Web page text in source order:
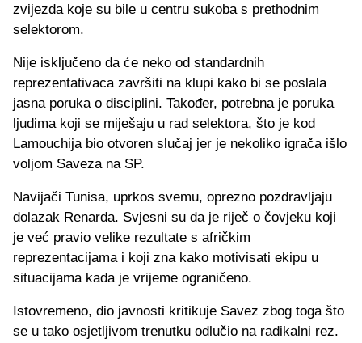
zvijezda koje su bile u centru sukoba s prethodnim
selektorom.
Nije isključeno da će neko od standardnih
reprezentativaca završiti na klupi kako bi se poslala
jasna poruka o disciplini. Također, potrebna je poruka
ljudima koji se miješaju u rad selektora, što je kod
Lamouchija bio otvoren slučaj jer je nekoliko igrača išlo
voljom Saveza na SP.
Navijači Tunisa, uprkos svemu, oprezno pozdravljaju
dolazak Renarda. Svjesni su da je riječ o čovjeku koji
je već pravio velike rezultate s afričkim
reprezentacijama i koji zna kako motivisati ekipu u
situacijama kada je vrijeme ograničeno.
Istovremeno, dio javnosti kritikuje Savez zbog toga što
se u tako osjetljivom trenutku odlučio na radikalni rez.